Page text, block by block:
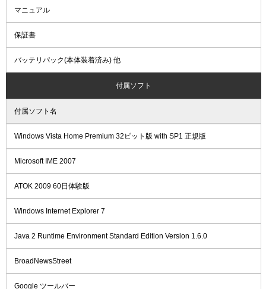
マニュアル
保証書
バッテリパック(本体装着済み) 他
付属ソフト
付属ソフト名
Windows Vista Home Premium 32ビット版 with SP1 正規版
Microsoft IME 2007
ATOK 2009 60日体験版
Windows Internet Explorer 7
Java 2 Runtime Environment Standard Edition Version 1.6.0
BroadNewsStreet
Google ツールバー